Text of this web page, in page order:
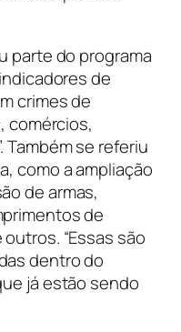
parte do programa
de
crimes de
comércios,
Também se referiu
como a ampliação
de armas,
de
“Essas são
dentro do
já estão sendo